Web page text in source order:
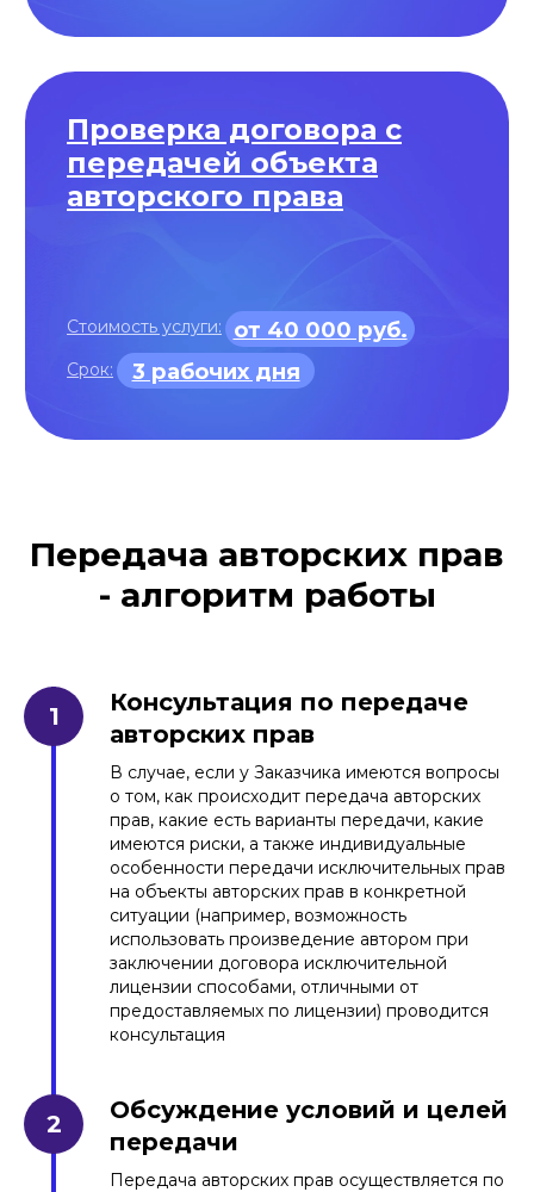
Передача авторских прав
- алгоритм работы
Консультация по передаче
авторских прав
В случае, если у Заказчика имеются вопросы
о том, как происходит передача авторских
прав, какие есть варианты передачи, какие
имеются риски, а также индивидуальные
особенности передачи исключительных прав
на объекты авторских прав в конкретной
ситуации (например, возможность
использовать произведение автором при
заключении договора исключительной
лицензии способами, отличными от
предоставляемых по лицензии) проводится
консультация
Обсуждение условий и целей
передачи
Передача авторских прав осуществляется по
АФОНИН АЛЕКСАНДР
ЛЕОНИДОВИЧ
числе лучших юристов по защите
интеллектуальной собственности
Руководитель практики защиты
интеллектуальной собственности